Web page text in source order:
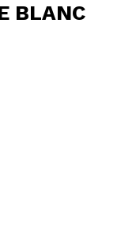
BLANC